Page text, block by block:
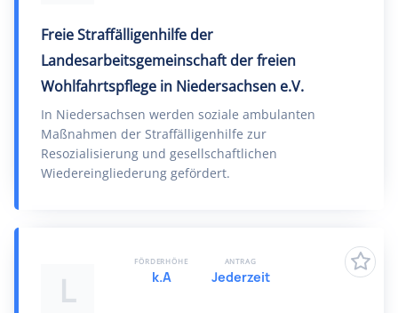
Freie Straffälligenhilfe der
Landesarbeitsgemeinschaft der freien
Wohlfahrtspflege in Niedersachsen e.V.
In Niedersachsen werden soziale ambulanten
Maßnahmen der Straffälligenhilfe zur
Resozialisierung und gesellschaftlichen
Wiedereingliederung gefördert.
L
FÖRDERHÖHE
k.A
ANTRAG
Jederzeit